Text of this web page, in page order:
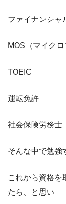
ファイナンシャ
MOS（マイク
TOEIC
運転免許
社会保険労務
そんな中で勉強
これから資格を
たら、と思い